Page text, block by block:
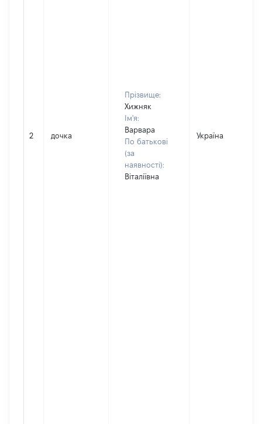
2 дочка
Прізвище:
Хижняк
Ім'я:
Варвара
По батькові
(за
наявності):
Віталіївна
Україна